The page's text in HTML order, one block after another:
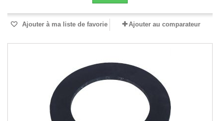
Ajouter à ma liste de favorie Ajouter au comparateur